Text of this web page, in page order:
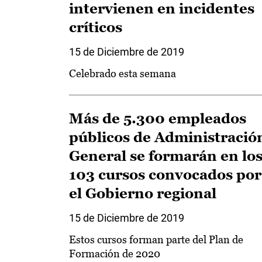
intervienen en incidentes
críticos
15 de Diciembre de 2019
Celebrado esta semana
Más de 5.300 empleados
públicos de
General se formarán en los
103 cursos convocados por
el Gobierno regional
15 de Diciembre de 2019
Estos cursos forman parte del Plan de
Formación de 2020